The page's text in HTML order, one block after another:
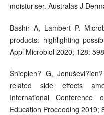
moisturiser. Australas J
Bashir A, Lambert P.
products: highlighting
Appl Microbiol 2020; 128:
Šniepien? G,
related side effects
International
Education Proceeding 2019;